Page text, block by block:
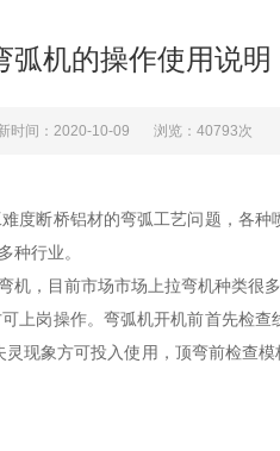
弧机的操作使用说明
时间：2020-10-09 浏览：40793次
度断桥铝材的弯弧工艺问题，各
种行业。
目前市场市场上拉弯机种类很
岗操作。弯弧机开机前首先检查
现象方可投入使用，顶弯前检查